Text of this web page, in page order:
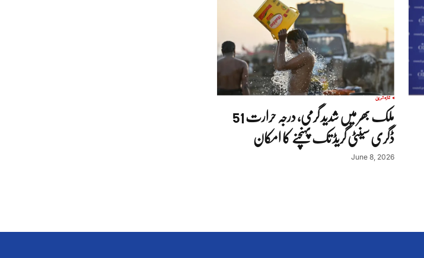
تازہ ترین
ملک بھر میں شدید گرمی، درجہ حرارت 51
ڈگری سینٹی گریڈ تک پہنچنے کا امکان
June 8, 2026